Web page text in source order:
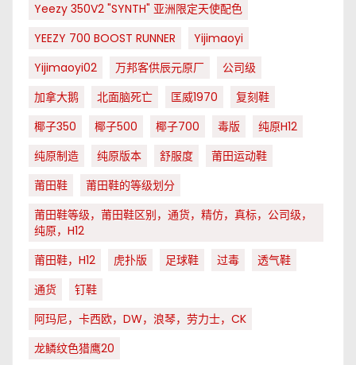
Yeezy 350V2 "SYNTH" 亚洲限定天使配色
YEEZY 700 BOOST RUNNER
Yijimaoyi
Yijimaoyi02
万邦客供辰元原厂
公司级
加拿大鹅
北面脑死亡 匡威1970
复刻鞋
椰子350
椰子500 椰子700 毒版
纯原H12
纯原制造
纯原版本 舒服度
莆田运动鞋
莆田鞋
莆田鞋的等级划分
莆田鞋等级，莆田鞋区别，通货，精仿，真标，公司级，
纯原，H12
莆田鞋，H12
虎扑版 足球鞋 过毒
透气鞋
通货
钉鞋
阿玛尼，卡西欧，DW，浪琴，劳力士，CK
龙鳞纹色猎鹰20